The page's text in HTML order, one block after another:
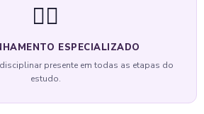
👨‍⚕️
ESPECIALIZADO
presente em todas as etapas do
estudo.